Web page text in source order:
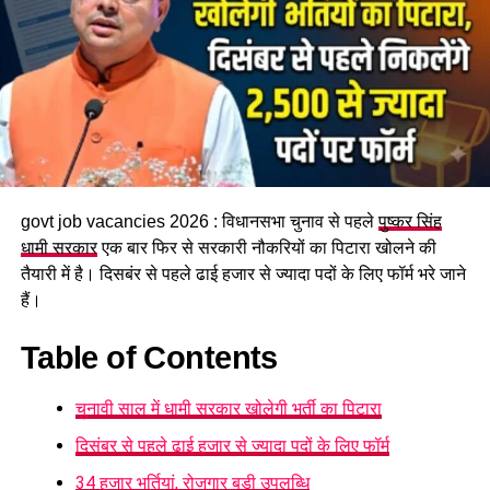
#InclusiveGovernance
RELATED TOPICS: BJP WORKSHOP
CM PUSHKAR DHAMI
INCLUSIVE GOVERNANCE
PASMANDA EMPOWERMENT
WAQF LAW REFORM
UP NEXT
युवाओं के लिए सुनहरा अवसर, इस ज़िले में सुरक्षा सैनिक और
DON'T MISS
एयरपोर्ट पर अब 13 मिनट तक पार्किंग रहेगी निशुल्क, टोल बैरियर पर
चल रहे चालकों के विरोध के बाद हुआ फैसला….
govt job vacancies 2026 : विधानसभा चुनाव से पहलेपुष्कर सिंह
धामी सरकारएक बार फिर से सरकारी नौकरियों का पिटारा खोलने की
तैयारी में है। दिसबंर से पहले ढाई हजार से ज्यादा पदों के लिए फॉर्म भरे जाने
हैं।
Table of Contents
चुनावी साल में धामी सरकार खोलेगी भर्ती का पिटारा
दिसंबर से पहले ढाई हजार से ज्यादा पदों के लिए फॉर्म
34 हजार भर्तियां, रोजगार बड़ी उपलब्धि